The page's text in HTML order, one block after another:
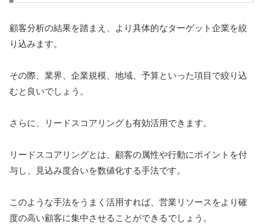
顧客分析の結果を踏まえ、より具体的なターゲット企業を絞
り込みます。
その際、業界、企業規模、地域、予算といった項目で絞り込
むと良いでしょう。
さらに、リードスコアリングも有効活用できます。
リードスコアリングとは、顧客の属性や行動にポイントを付
与し、見込み度合いを数値化する手法です。
このような手法をうまく活用すれば、営業リソースをより確
度の高い顧客に集中させることができるでしょう。